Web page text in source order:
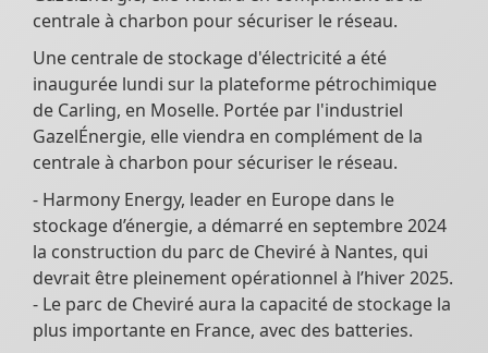
centrale à charbon pour sécuriser le réseau.
Une centrale de stockage d'électricité a été
inaugurée lundi sur la plateforme pétrochimique
de Carling, en Moselle. Portée par l'industriel
GazelÉnergie, elle viendra en complément de la
centrale à charbon pour sécuriser le réseau.
- Harmony Energy, leader en Europe dans le
stockage d’énergie, a démarré en septembre 2024
la construction du parc de Cheviré à Nantes, qui
devrait être pleinement opérationnel à l’hiver 2025.
- Le parc de Cheviré aura la capacité de stockage la
plus importante en France, avec des batteries.